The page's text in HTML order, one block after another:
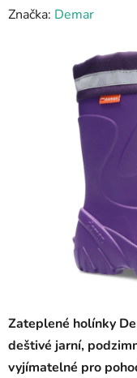
Zateplené holínky
deštivé jarní,
vyjímatelné pro
Značka: Demar